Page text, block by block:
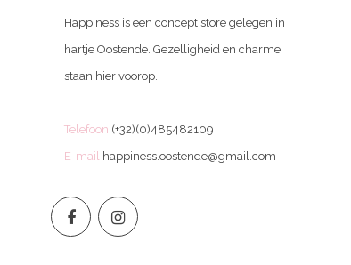
Happiness is een concept store gelegen in
hartje Oostende. Gezelligheid en charme
staan hier voorop.
Telefoon (+32)(0)485482109
E-mail happiness.oostende@gmail.com